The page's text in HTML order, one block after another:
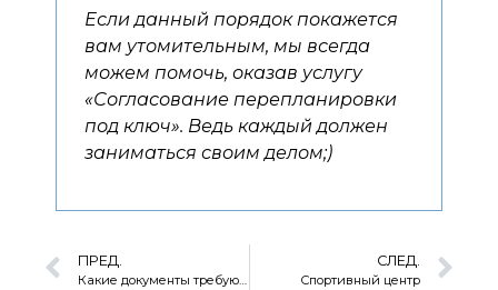
Если данный порядок покажется
вам утомительным, мы всегда
можем помочь, оказав услугу
«Согласование перепланировки
под ключ». Ведь каждый должен
заниматься своим делом;)
ПРЕД.
Какие документы требуются для согласования перепланировки квартиры
СЛЕД.
Спортивный центр